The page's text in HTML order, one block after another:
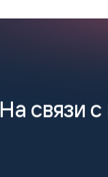
На связи